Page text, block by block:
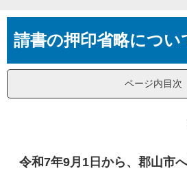
へ
文請書の押印省略につい
ページ内目次
令和7年9月1日から、郡山市